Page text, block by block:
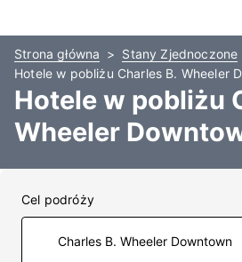
Strona główna
Stany Zjednoczone
Hotele w pobliżu Charles B. Wheeler
Hotele w pobliżu
Wheeler
Cel podróży